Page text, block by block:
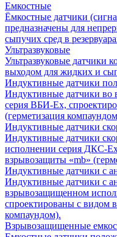
Емкостные
Ёмкостные датчики
предназначены для
сыпучих сред в
Ультразвуковые
Ультразвуковые датчики
выходом для жидких и
Индуктивные датчики
Индуктивные датчики
серия ВБИ-Ех,
(герметизация
Индуктивные датчики
Индуктивные датчики
исполнении серия ДКС-
взрывозащиты «mb»
Индуктивные датчики с
Индуктивные датчики с
взрывозащищенном
спроектированы с видом
компаундом).
Взрывозащищенные